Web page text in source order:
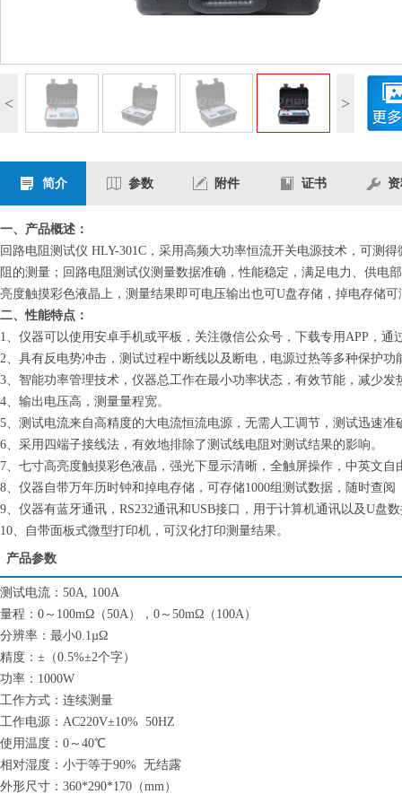
< >
简介 参数 附件 证书
一、产品概述：
回路电阻测试仪 HLY-301C，采用高频大功率恒流开关电源技术，可测
阻的测量；回路电阻测试仪测量数据准确，性能稳定，满足电力、供电
亮度触摸彩色液晶上，测量结果即可电压输出也可U盘存储，掉电存储
二、性能特点：
1、仪器可以使用安卓手机或平板，关注微信公众号，下载专用APP，
2、具有反电势冲击，测试过程中断线以及断电，电源过热等多种保护
3、智能功率管理技术，仪器总工作在最小功率状态，有效节能，减少发
4、输出电压高，测量量程宽。
5、测试电流来自高精度的大电流恒流电源，无需人工调节，测试迅速准
6、采用四端子接线法，有效地排除了测试线电阻对测试结果的影响。
7、七寸高亮度触摸彩色液晶，强光下显示清晰，全触屏操作，中英文自
8、仪器自带万年历时钟和掉电存储，可存储1000组测试数据，随时查阅
9、仪器有蓝牙通讯，RS232通讯和USB接口，用于计算机通讯以及U盘
10、自带面板式微型打印机，可汉化打印测量结果。
产品参数
测试电流：50A, 100A
量程：0～100mΩ（50A），0～50mΩ（100A）
分辨率：最小0.1µΩ
精度：±（0.5%±2个字）
功率：1000W
工作方式：连续测量
工作电源：AC220V±10% 50HZ
使用温度：0～40℃
相对湿度：小于等于90% 无结露
外形尺寸：360*290*170（mm）